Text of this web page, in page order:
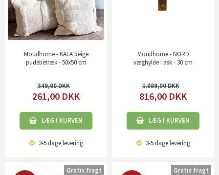
Moudhome - KALA beige
pudebetræk - 50x50 cm
349,00
261,00 DKK
LÆG I KURVEN
3-5 dagelevering
Moudhome - NORD
væghylde i ask - 30 cm
1.089,00
816,00 DKK
LÆG I KURVEN
3-5 dagelevering
Gratis fragt Gratis fragt